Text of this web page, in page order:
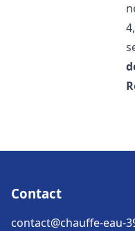
Contact
contact@chauffe-eau-